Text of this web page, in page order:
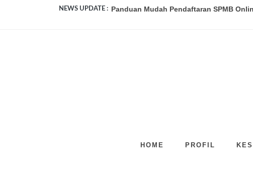
NEWS UPDATE : Panduan Mudah Pendaftaran SPMB
SPMB SMP NEGERI 1 KANDEMAN
PENGGALANG SMP N 1 KANDEMAN
SMP Negeri 1 Kandeman Buka
HOME PROFIL